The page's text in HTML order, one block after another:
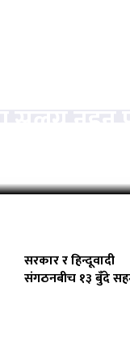
सरकार र हिन्दूवादी
संगठनबीच १३ बुँदे